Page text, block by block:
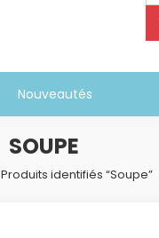
Nouveautés
SOUPE
Produits identifiés “Soupe”